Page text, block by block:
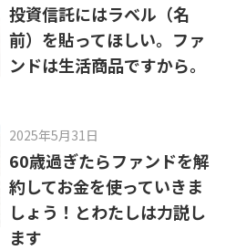
投資信託にはラベル（名
前）を貼ってほしい。ファ
ンドは生活商品ですから。
2025年5月31日
60歳過ぎたらファンドを解
約してお金を使っていきま
しょう！とわたしは力説し
ます